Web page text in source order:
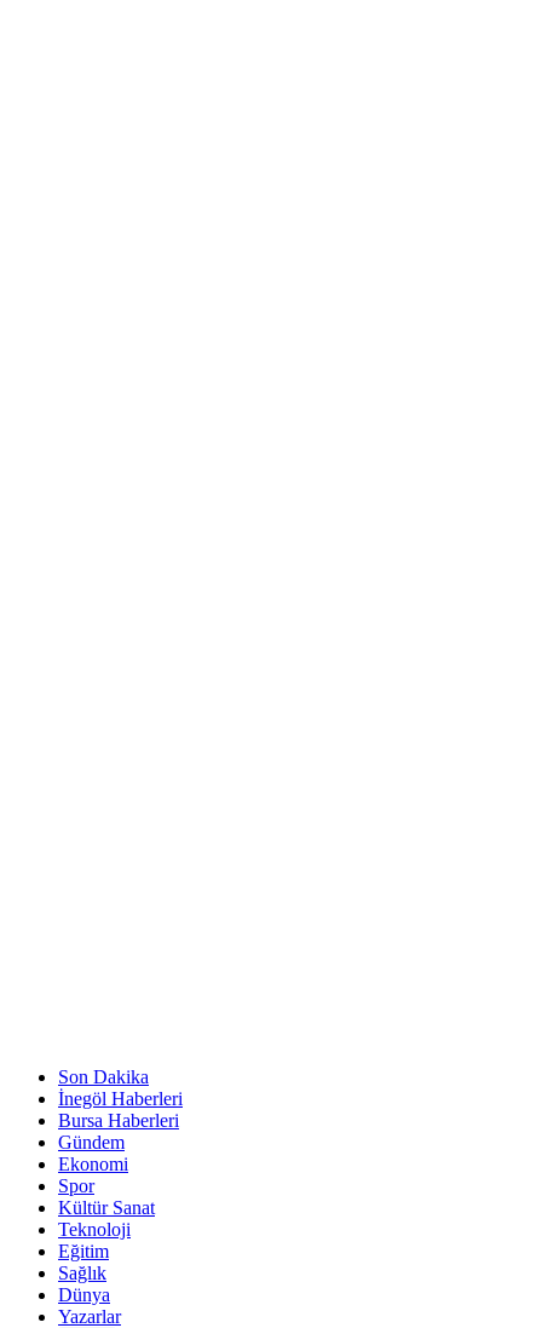
Son Dakika
İnegöl Haberleri
Bursa Haberleri
Gündem
Ekonomi
Spor
Kültür Sanat
Teknoloji
Eğitim
Sağlık
Dünya
Yazarlar